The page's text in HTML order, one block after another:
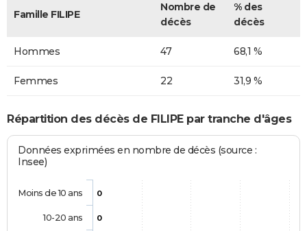
Famille FILIPE
Nombre de
décès
% des
décès
Hommes 47 68,1 %
Femmes 22 31,9 %
Répartition des décès de FILIPE par tranche d'âges
Données exprimées en nombre de décès (source :
Insee)
0
0
Moins de 10 ans
10-20 ans